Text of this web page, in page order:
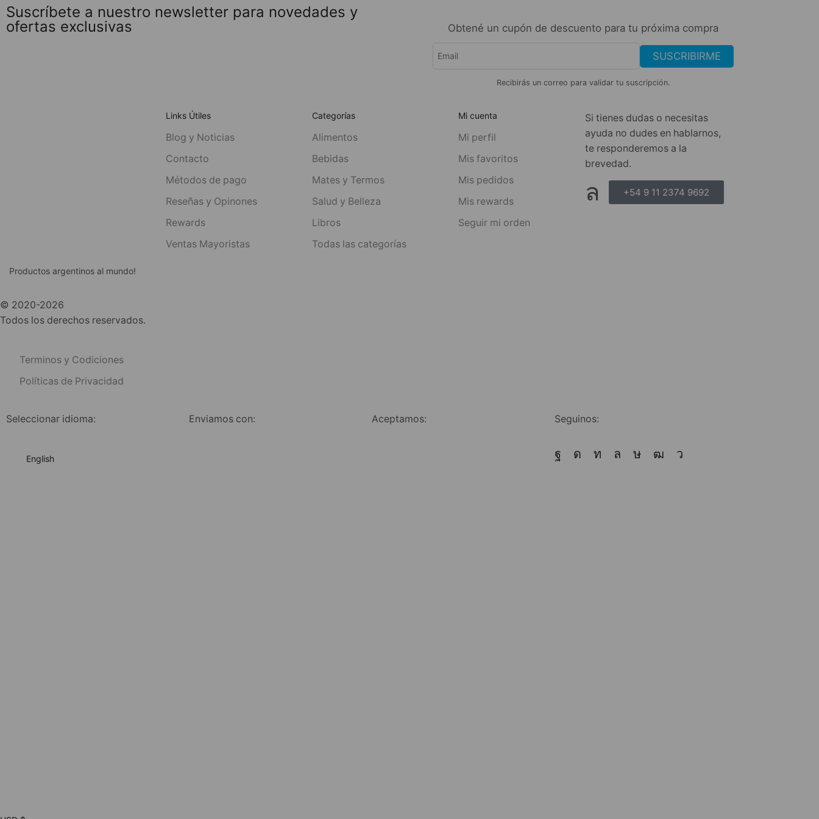
Suscríbete a nuestro newsletter para novedades y
ofertas exclusivas
Obtené un cupón de descuento para tu próxima compra
SUSCRIBIRME
Recibirás un correo para validar tu suscripción.
Productos argentinos al mundo!
© 2020-2026
Todos los derechos reservados.
Terminos y Codiciones
Políticas de Privacidad
Links Útiles
Blog y Noticias
Contacto
Métodos de pago
Reseñas y Opinones
Rewards
Ventas Mayoristas
Categorías
Alimentos
Bebidas
Mates y Termos
Salud y Belleza
Libros
Todas las categorías
Mi cuenta
Mi perfil
Mis favoritos
Mis pedidos
Mis rewards
Seguir mi orden
Si tienes dudas o necesitas
ayuda no dudes en hablarnos,
te responderemos a la
brevedad.
+54 9 11 2374 9692
Seleccionar idioma:
English
Enviamos con: Aceptamos: Seguinos: